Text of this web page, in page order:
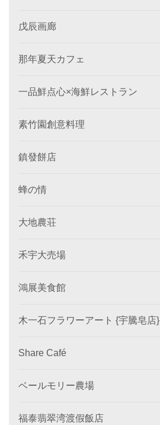
戊辰画廊
那年夏天カフェ
一品鮮点心×海鮮レストラン
素竹園創意料理
鎮發餅店
蜂の情
大地農荘
禾宇大売場
鴻展美食館
木一石フラワーアート {宇騰皂店}
Share Café
ベールモリー農場
福泰翡翠湾渡假飯店